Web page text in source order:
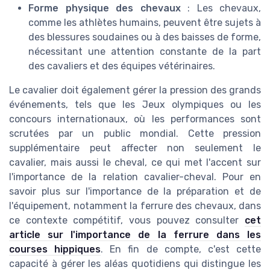
Forme physique des chevaux: Les chevaux,
comme les athlètes humains, peuvent être sujets à
des blessures soudaines ou à des baisses de forme,
nécessitant une attention constante de la part
des cavaliers et des équipes vétérinaires.
Le cavalier doit également gérer la pression des grands
événements, tels que les Jeux olympiques ou les
concours internationaux, où les performances sont
scrutées par un public mondial. Cette pression
supplémentaire peut affecter non seulement le
cavalier, mais aussi le cheval, ce qui met l'accent sur
l'importance de la relation cavalier-cheval. Pour en
savoir plus sur l'importance de la préparation et de
l'équipement, notamment la ferrure des chevaux, dans
ce contexte compétitif, vous pouvez consulter cet
article sur l'importance de la ferrure dans les
courses hippiques. En fin de compte, c'est cette
capacité à gérer les aléas quotidiens qui distingue les